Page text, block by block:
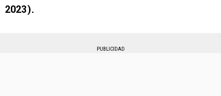
2023).
PUBLICIDAD